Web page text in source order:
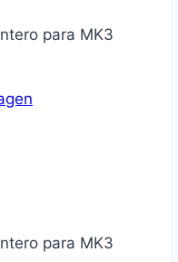
para MK3
para MK3